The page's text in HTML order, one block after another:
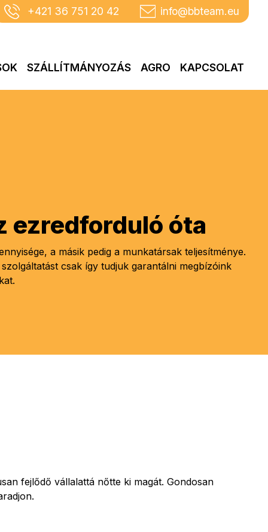
+421 36 751 20 42 info@bbteam.eu
SZÁLLÍTMÁNYOZÁS AGRO KAPCSOLAT
ezredforduló óta
a másik pedig a munkatársak teljesítménye.
csak így tudjuk garantálni megbízóink
fejlődő vállalattá nőtte ki magát. Gondosan